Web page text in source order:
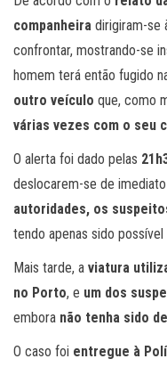
companheira dirigiram-se
confrontar, mostrando-se
homem terá então fugido
outro veículo que, como
várias vezes com o seu
O alerta foi dado pelas
deslocarem-se de
autoridades, os
tendo apenas sido
Mais tarde, a viatura
no Porto, e um dos
embora não tenha sido
O caso foi entregue à